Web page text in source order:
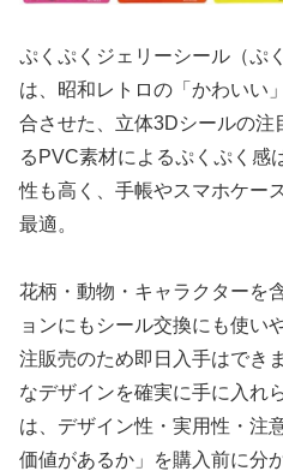
ぷくぷくジェリーシール（ぷ
は、昭和レトロの「かわいい
合させた、立体3Dシールの注
るPVC素材によるぷくぷく感
性も高く、手帳やスマホケー
最適。
花柄・動物・キャラクターを
ョンにもシール交換にも使い
注販売のため即日入手はでき
なデザインを確実に手に入れ
は、デザイン性・実用性・注
価値があるか」を購入前に分